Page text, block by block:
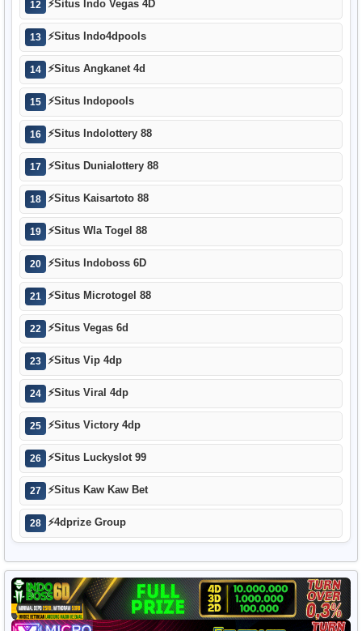
12 ⚡Situs Indo Vegas 4D
13 ⚡Situs Indo4dpools
14 ⚡Situs Angkanet 4d
15 ⚡Situs Indopools
16 ⚡Situs Indolottery 88
17 ⚡Situs Dunialottery 88
18 ⚡Situs Kaisartoto 88
19 ⚡Situs Wla Togel 88
20 ⚡Situs Indoboss 6D
21 ⚡Situs Microtogel 88
22 ⚡Situs Vegas 6d
23 ⚡Situs Vip 4dp
24 ⚡Situs Viral 4dp
25 ⚡Situs Victory 4dp
26 ⚡Situs Luckyslot 99
27 ⚡Situs Kaw Kaw Bet
28 ⚡4dprize Group